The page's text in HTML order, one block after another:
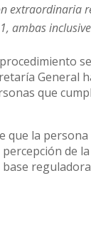
extraordinaria
ambas
General
que
la
de